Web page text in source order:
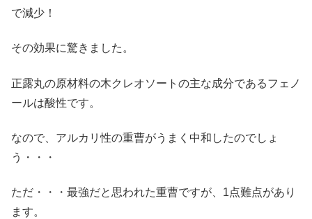
で減少！
その効果に驚きました。
正露丸の原材料の木クレオソートの主な成分であるフェノ
ールは酸性です。
なので、アルカリ性の重曹がうまく中和したのでしょ
う・・・
ただ・・・最強だと思われた重曹ですが、1点難点があり
ます。